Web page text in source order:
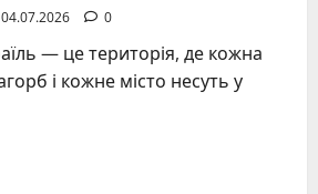
04.07.2026 0
— це територія, де кожна
і кожне місто несуть у